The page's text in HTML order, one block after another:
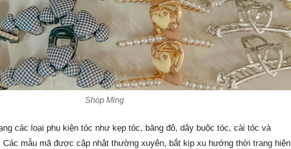
Shop Ming
các loại phụ kiện tóc như kẹp tóc, băng đô, dây buộc tóc, cài tóc và
Các mẫu mã được cập nhật thường xuyên, bắt kịp xu hướng thời trang hiện